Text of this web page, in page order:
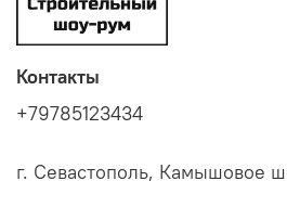
Контакты
+79785123434
г. Севастополь, Камышовое